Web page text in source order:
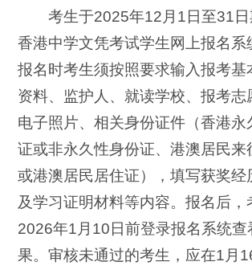
考生于2025年12月1日至31
香港中学文凭考试学生网上报名系
报名时考生须按照要求输入报考基
资料、监护人、就读学校、报考志
电子照片、相关身份证件（香港永
证或非永久性身份证、港澳居民来
或港澳居民居住证），填写获奖经
及学习证明材料等内容。报名后，
2026年1月10日前登录报名系统查
果。审核未通过的考生，应在1月